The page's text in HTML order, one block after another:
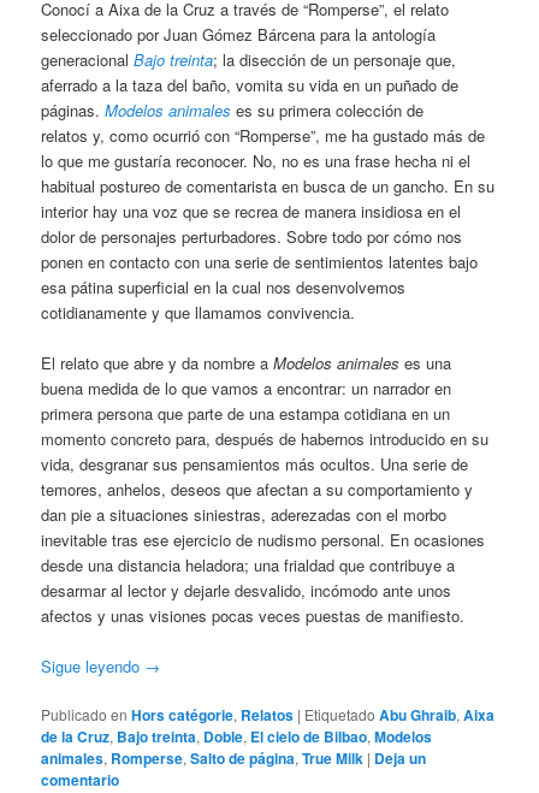
Conocí a Aixa de la Cruz a través de “Romperse”, el relato
seleccionado por Juan Gómez Bárcena para la antología
generacionalBajo treinta; la disección de un personaje que,
aferrado a la taza del baño, vomita su vida en un puñado de
páginas.Modelos animales es su primera colección de
relatos y, como ocurrió con “Romperse”, me ha gustado más de
lo que me gustaría reconocer. No, no es una frase hecha ni el
habitual postureo de comentarista en busca de un gancho. En su
interior hay una voz que se recrea de manera insidiosa en el
dolor de personajes perturbadores. Sobre todo por cómo nos
ponen en contacto con una serie de sentimientos latentes bajo
esa pátina superficial en la cual nos desenvolvemos
cotidianamente y que llamamos convivencia.
El relato que abre y da nombre aModelos animales es una
buena medida de lo que vamos a encontrar: un narrador en
primera persona que parte de una estampa cotidiana en un
momento concreto para, después de habernos introducido en su
vida, desgranar sus pensamientos más ocultos. Una serie de
temores, anhelos, deseos que afectan a su comportamiento y
dan pie a situaciones siniestras, aderezadas con el morbo
inevitable tras ese ejercicio de nudismo personal. En ocasiones
desde una distancia heladora; una frialdad que contribuye a
desarmar al lector y dejarle desvalido, incómodo ante unos
afectos y unas visiones pocas veces puestas de manifiesto.
Sigue leyendo →
Publicado en Hors catégorie, Relatos | Etiquetado Abu Ghraib,Aixa
de la Cruz, Bajo treinta, Doble, El cielo de Bilbao,Modelos
animales, Romperse,Salto de página,True Milk | Deja un
comentario